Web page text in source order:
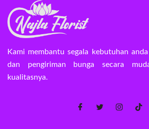
Kami membantu segala kebutuhan
dan pengiriman bunga secara
kualitasnya.